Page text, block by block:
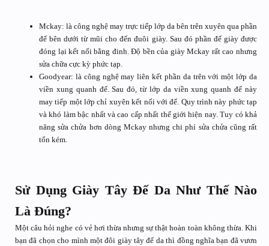
Mckay: là công nghệ may trực tiếp lớp da bên trên xuyên qua phần
đế bên dưới từ mũi cho đến đuôi giày. Sau đó phần đế giày được
đóng lại kết nối bằng đinh. Độ bền của giày Mckay rất cao nhưng
sửa chữa cực kỳ phức tạp.
Goodyear: là công nghệ may liên kết phần da trên với một lớp da
viền xung quanh đế. Sau đó, từ lớp da viền xung quanh đế này
may tiếp một lớp chỉ xuyên kết nối với đế. Quy trình này phức tạp
và khó làm bậc nhất và cao cấp nhất thế giới hiện nay. Tuy có khả
năng sửa chửa hơn dòng Mckay nhưng chi phí sửa chửa cũng rất
tốn kém.
Sử Dụng Giày Tây Đế Da Như Thế Nào
Là Đúng?
Một câu hỏi nghe có vẻ hơi thừa nhưng sự thật hoàn toàn không thừa. Khi
bạn đã chọn cho mình một đôi giày tây đế da thì đồng nghĩa bạn đã vươn